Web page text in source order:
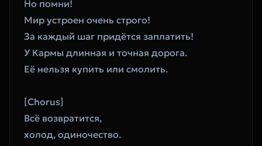
Но помни!
Мир устроен очень строго!
За каждый шаг придётся заплатить!
У Кармы длинная и точная дорога.
Её нельзя купить или смолить.
[Chorus]
Всё возвратится,
холод, одиночество.